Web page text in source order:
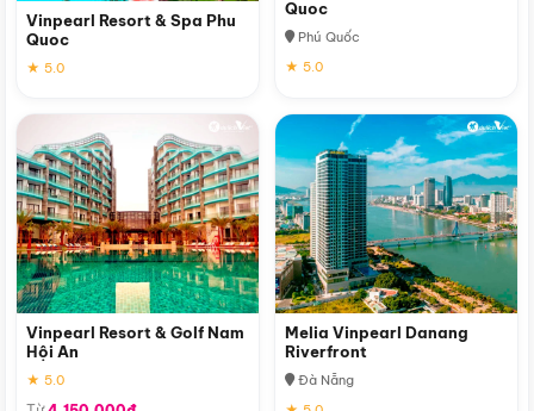
Vinpearl Resort & Spa Phu
Quoc
★ 5.0
Quoc
Phú Quốc
★ 5.0
Vinpearl Resort & Golf Nam
Hội An
★ 5.0
Melia Vinpearl Danang
Riverfront
Đà Nẵng